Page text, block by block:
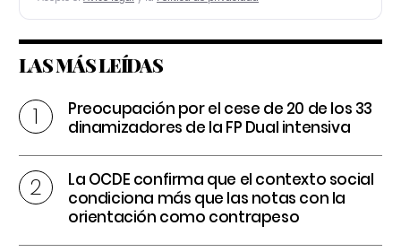
LAS MÁS LEÍDAS
Preocupación por el cese de 20 de los 33
dinamizadores de la FP Dual intensiva
La OCDE confirma que el contexto social
condiciona más que las notas con la
orientación como contrapeso